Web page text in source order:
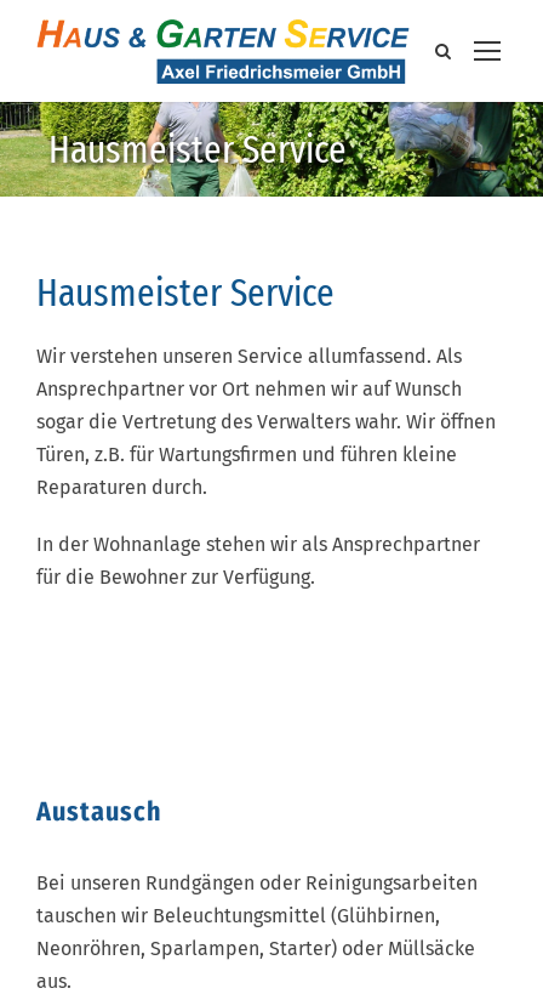
Hausmeister Service
Hausmeister Service
Wir verstehen unseren Service allumfassend. Als
Ansprechpartner vor Ort nehmen wir auf Wunsch
sogar die Vertretung des Verwalters wahr. Wir öffnen
Türen, z.B. für Wartungsfirmen und führen kleine
Reparaturen durch.
In der Wohnanlage stehen wir als Ansprechpartner
für die Bewohner zur Verfügung.
Austausch
Bei unseren Rundgängen oder Reinigungsarbeiten
tauschen wir Beleuchtungsmittel (Glühbirnen,
Neonröhren, Sparlampen, Starter) oder Müllsäcke
aus.